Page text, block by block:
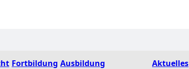
Fortbildung Ausbildung Aktuelles